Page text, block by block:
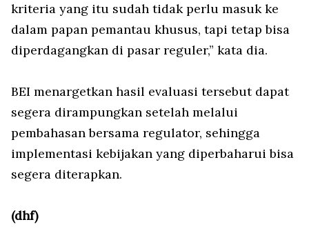
kriteria yang itu sudah tidak perlu masuk ke
dalam papan pemantau khusus, tapi tetap bisa
diperdagangkan di pasar reguler,” kata dia.
BEI menargetkan hasil evaluasi tersebut dapat
segera dirampungkan setelah melalui
pembahasan bersama regulator, sehingga
implementasi kebijakan yang diperbaharui bisa
segera diterapkan.
(dhf)